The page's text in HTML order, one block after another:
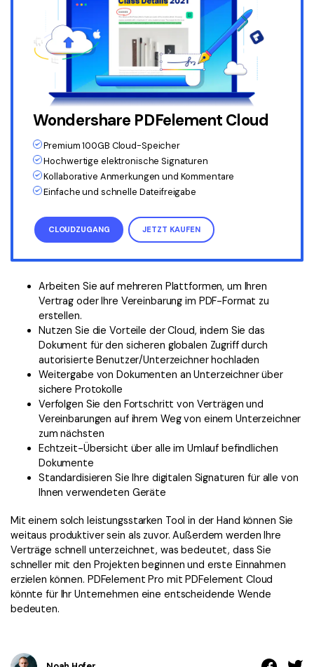
Wondershare PDFelement Cloud
Premium 100GB Cloud-Speicher
Hochwertige elektronische Signaturen
Kollaborative Anmerkungen und Kommentare
Einfache und schnelle Dateifreigabe
CLOUDZUGANG JETZT KAUFEN
Arbeiten Sie auf mehreren Plattformen, um Ihren
Vertrag oder Ihre Vereinbarung im PDF-Format zu
erstellen.
Nutzen Sie die Vorteile der Cloud, indem Sie das
Dokument für den sicheren globalen Zugriff durch
autorisierte Benutzer/Unterzeichner hochladen
Weitergabe von Dokumenten an Unterzeichner über
sichere Protokolle
Verfolgen Sie den Fortschritt von Verträgen und
Vereinbarungen auf ihrem Weg von einem Unterzeichner
zum nächsten
Echtzeit-Übersicht über alle im Umlauf befindlichen
Dokumente
Standardisieren Sie Ihre digitalen Signaturen für alle von
Ihnen verwendeten Geräte
Mit einem solch leistungsstarken Tool in der Hand können Sie
weitaus produktiver sein als zuvor. Außerdem werden Ihre
Verträge schnell unterzeichnet, was bedeutet, dass Sie
schneller mit den Projekten beginnen und erste Einnahmen
erzielen können. PDFelement Pro mit PDFelement Cloud
könnte für Ihr Unternehmen eine entscheidende Wende
bedeuten.